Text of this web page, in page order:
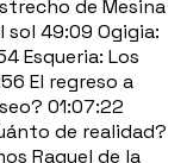
de Mesina
sol 49:09 Ogigia:
Esqueria: Los
El regreso a
01:07:22
de realidad?
Raquel de la